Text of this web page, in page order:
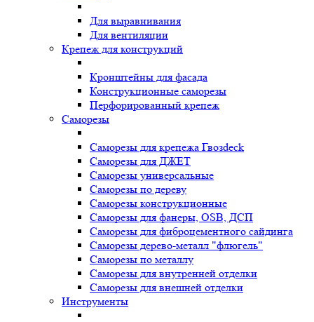
Для выравнивания
Для вентиляции
Крепеж для конструкций
Кронштейны для фасада
Конструкционные саморезы
Перфорированный крепеж
Саморезы
Саморезы для крепежа Гвозdeck
Саморезы для ДЖЕТ
Саморезы универсальные
Саморезы по дереву
Саморезы конструкционные
Cаморезы для фанеры, OSB, ДСП
Саморезы для фиброцементного сайдинга
Саморезы дерево-металл "флюгель"
Саморезы по металлу
Саморезы для внутренней отделки
Саморезы для внешней отделки
Инструменты